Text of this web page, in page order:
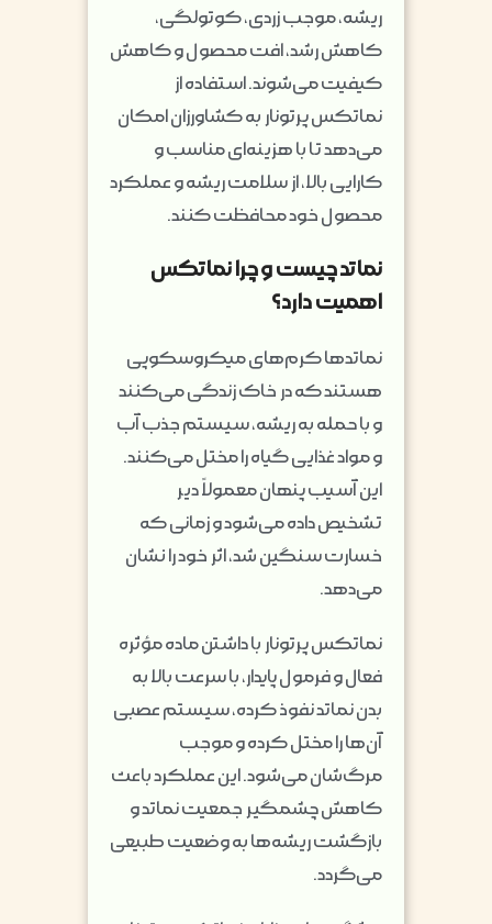
ریشه، موجب زردی، کوتولگی،
کاهش رشد، افت محصول و کاهش
کیفیت می‌شوند. استفاده از
نماتکس پرتونار به کشاورزان امکان
می‌دهد تا با هزینه‌ای مناسب و
کارایی بالا، از سلامت ریشه و عملکرد
محصول خود محافظت کنند.
نماتد چیست و چرا نماتکس
اهمیت دارد؟
نماتدها کرم‌های میکروسکوپی
هستند که در خاک زندگی می‌کنند
و با حمله به ریشه، سیستم جذب آب
و مواد غذایی گیاه را مختل می‌کنند.
این آسیب پنهان معمولاً دیر
تشخیص داده می‌شود و زمانی که
خسارت سنگین شد، اثر خود را نشان
می‌دهد.
نماتکس پرتونار با داشتن ماده مؤثره
فعال و فرمول پایدار، با سرعت بالا به
بدن نماتد نفوذ کرده، سیستم عصبی
آن‌ها را مختل کرده و موجب
مرگ‌شان می‌شود. این عملکرد باعث
کاهش چشمگیر جمعیت نماتد و
بازگشت ریشه‌ها به وضعیت طبیعی
می‌گردد.